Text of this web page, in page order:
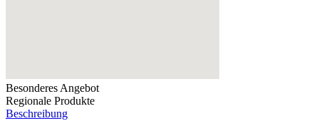
Besonderes Angebot
Regionale Produkte
Beschreibung